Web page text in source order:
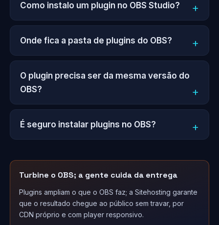
Como instalo um plugin no OBS Studio?
Onde fica a pasta de plugins do OBS?
O plugin precisa ser da mesma versão do
OBS?
É seguro instalar plugins no OBS?
Turbine o OBS; a gente cuida da entrega
Plugins ampliam o que o OBS faz; a Sitehosting garante
que o resultado chegue ao público sem travar, por
CDN próprio e com player responsivo.